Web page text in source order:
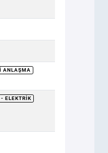
ANLAŞMA
ELEKTRIK